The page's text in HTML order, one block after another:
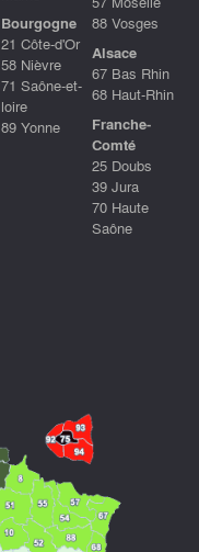
Bourgogne
21 Côte-d'Or
58 Nièvre
71 Saône-et-
loire
89 Yonne
88 Vosges
Alsace
67 Bas Rhin
68 Haut-Rhin
Franche-
Comté
25 Doubs
39 Jura
70 Haute
Saône